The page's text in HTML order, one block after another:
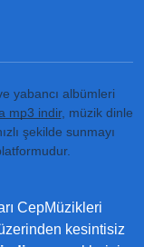
yabancı albümleri
mp3 indir, müzik dinle
şekilde sunmayı
CepMüzikleri
kesintisiz